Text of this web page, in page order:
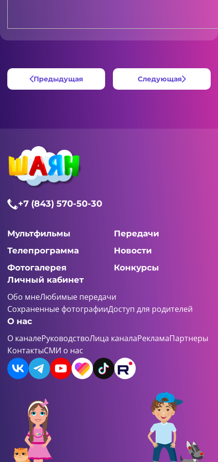
Предыдущая Следующая
+7 (843) 570-50-30
Мультфильмы
Передачи
Телепрограмма
Новости
Фотогалерея
Конкурсы
Личный кабинет
Обо мнеЛюбимые передачи
Сохраненные фотографииДоступ для родителей
О нас
О каналеРуководствоЛица каналаРекламаПартнеры
КонтактыСМИ о нас